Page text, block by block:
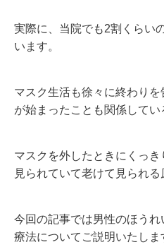
実際に、当院でも2割くらい
います。
マスク生活も徐々に終わり
が始まったことも関係してい
マスクを外したときにくっ
見られていて老けて見られる
今回の記事では男性のほう
療法についてご説明いたしま